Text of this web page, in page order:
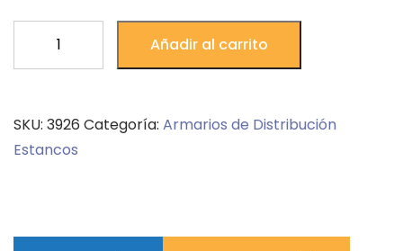
módulos
Famatel
Añadir al carrito
SKU: 3926 Categoría: Armarios de Distribución
Estancos